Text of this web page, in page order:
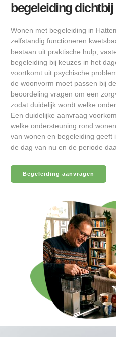
begeleiding dichtbij
Wonen met begeleiding in
zelfstandig functioneren
bestaan uit praktische hulp,
begeleiding bij keuzes in het
voortkomt uit psychische
de woonvorm moet passen bij
beoordeling vragen om een
zodat duidelijk wordt welke
Een duidelijke aanvraag
welke ondersteuning rond
van wonen en begeleiding
de dag van nu en de periode
Begeleiding aanvragen